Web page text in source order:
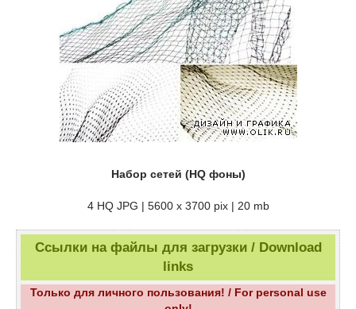
Набор сетей (HQ фоны)
4 HQ JPG | 5600 x 3700 pix | 20 mb
Ссылки на файлы для загрузки / Download
links
Только для личного пользования! / For personal use